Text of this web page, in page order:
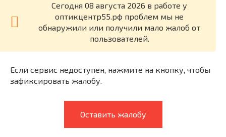
Cегодня 08 августа 2026 в работе у
оптикцентр55.рф проблем мы не
обнаружили или получили мало жалоб от
пользователей.
Если сервис недоступен, нажмите на кнопку, чтобы
зафиксировать жалобу.
Оставить жалобу